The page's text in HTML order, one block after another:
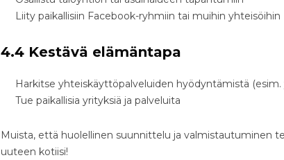
Liity paikallisiin Facebook-ryhmiin tai muihin yhteisöihin
4.4 Kestävä elämäntapa
Harkitse yhteiskäyttöpalveluiden hyödyntämistä
Tue paikallisia yrityksiä ja palveluita
Muista, että huolellinen suunnittelu ja valmistautuminen
uuteen kotiisi!